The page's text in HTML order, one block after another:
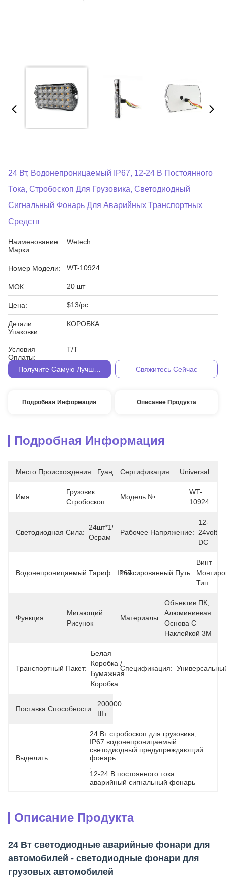
24 Вт, Водонепроницаемый IP67, 12-24 В Постоянного
Тока, Стробоскоп Для Грузовика, Светодиодный
Сигнальный Фонарь Для Аварийных Транспортных
Средств
Наименование
Марки:
Wetech
Номер Модели: WT-10924
МОК: 20 шт
Цена: $13/pc
Детали
Упаковки:
КОРОБКА
Условия
Оплаты:
Т/Т
Получите Самую Лучшую Цену Свяжитесь Сейчас
Подробная Информация Описание Продукта
Подробная Информация
Место Происхождения: ГуандунСертификация: Universal
Имя:
Грузовик
Стробоскоп
Модель №.:
WT-
10924
Светодиодная Сила:
24шт*1W
Осрам
Рабочее Напряжение:
12-
24volt
DC
Водонепроницаемый Тариф: IP67
Фиксированный Путь:
Винт
Тип
Функция:
Мигающий
Рисунок
Материалы:
Объектив ПК,
Алюминиевая
Основа С
Наклейкой 3M
Транспортный Пакет:
Белая
Коробка /
Бумажная
Коробка
Спецификация:
Поставка Способности:
200000
Шт
Выделить:
24 Вт стробоскоп для грузовика
IP67 водонепроницаемый
светодиодный предупреждающий
фонарь
12-24 В постоянного тока
аварийный сигнальный фонарь
Описание Продукта
24 Вт светодиодные аварийные фонари для
автомобилей - светодиодные фонари для
грузовых автомобилей